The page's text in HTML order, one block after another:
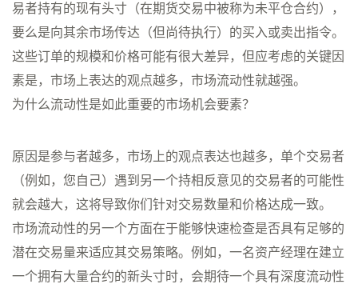
易者持有的现有头寸（在期货交易中被称为未平仓合约），
要么是向其余市场传达（但尚待执行）的买入或卖出指令。
这些订单的规模和价格可能有很大差异，但应考虑的关键因
素是，市场上表达的观点越多，市场流动性就越强。
为什么流动性是如此重要的市场机会要素？
原因是参与者越多，市场上的观点表达也越多，单个交易者
（例如，您自己）遇到另一个持相反意见的交易者的可能性
就会越大，这将导致你们针对交易数量和价格达成一致。
市场流动性的另一个方面在于能够快速检查是否具有足够的
潜在交易量来适应其交易策略。例如，一名资产经理在建立
一个拥有大量合约的新头寸时，会期待一个具有深度流动性